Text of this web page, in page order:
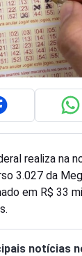
realiza na
3.027 da
em R$ 33
notícias